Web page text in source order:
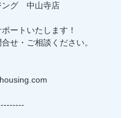
ング 中山寺店
ートいたします！
せ・ご相談ください。